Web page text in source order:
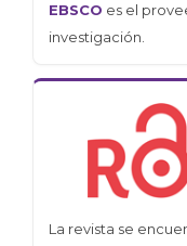
EBSCO es el
investigación.
La revista se